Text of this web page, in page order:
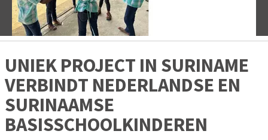
UNIEK PROJECT IN SURINAME
VERBINDT NEDERLANDSE EN
SURINAAMSE
BASISSCHOOLKINDEREN